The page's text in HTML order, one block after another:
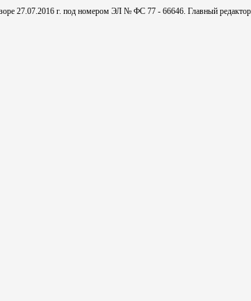
27.07.2016 г. под номером ЭЛ № ФС 77 - 66646. Главный